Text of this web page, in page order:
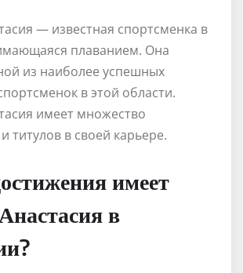
— известная спортсменка в
плаванием. Она
из наиболее успешных
в этой области.
имеет множество
титулов в своей карьере.
имеет
в